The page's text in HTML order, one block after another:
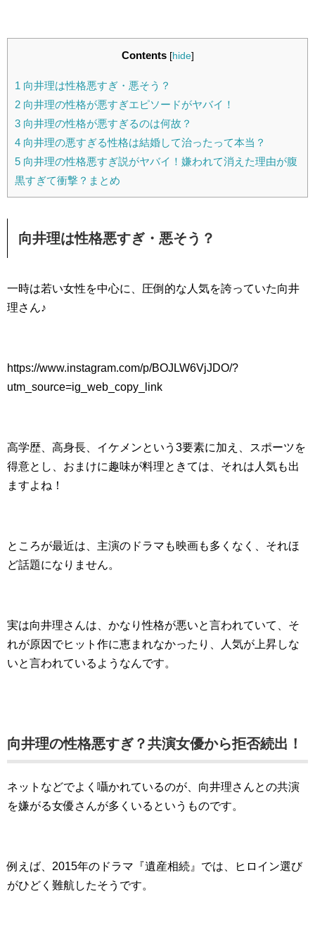
Contents [hide]
1 向井理は性格悪すぎ・悪そう？
2 向井理の性格が悪すぎエピソードがヤバイ！
3 向井理の性格が悪すぎるのは何故？
4 向井理の悪すぎる性格は結婚して治ったって本当？
5 向井理の性格悪すぎ説がヤバイ！嫌われて消えた理由が腹
黒すぎて衝撃？まとめ
向井理は性格悪すぎ・悪そう？
一時は若い女性を中心に、圧倒的な人気を誇っていた向井
理さん♪
https://www.instagram.com/p/BOJLW6VjJDO/?
utm_source=ig_web_copy_link
高学歴、高身長、イケメンという3要素に加え、スポーツを
得意とし、おまけに趣味が料理ときては、それは人気も出
ますよね！
ところが最近は、主演のドラマも映画も多くなく、それほ
ど話題になりません。
実は向井理さんは、かなり性格が悪いと言われていて、そ
れが原因でヒット作に恵まれなかったり、人気が上昇しな
いと言われているようなんです。
向井理の性格悪すぎ？共演女優から拒否続出！
ネットなどでよく囁かれているのが、向井理さんとの共演
を嫌がる女優さんが多くいるというものです。
例えば、2015年のドラマ『遺産相続』では、ヒロイン選び
がひどく難航したそうです。